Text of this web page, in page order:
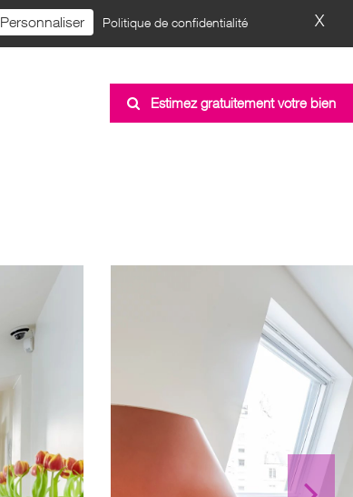
Personnaliser Politique de confidentialité X
Estimez gratuitement votre bien
RECRUTEMENT